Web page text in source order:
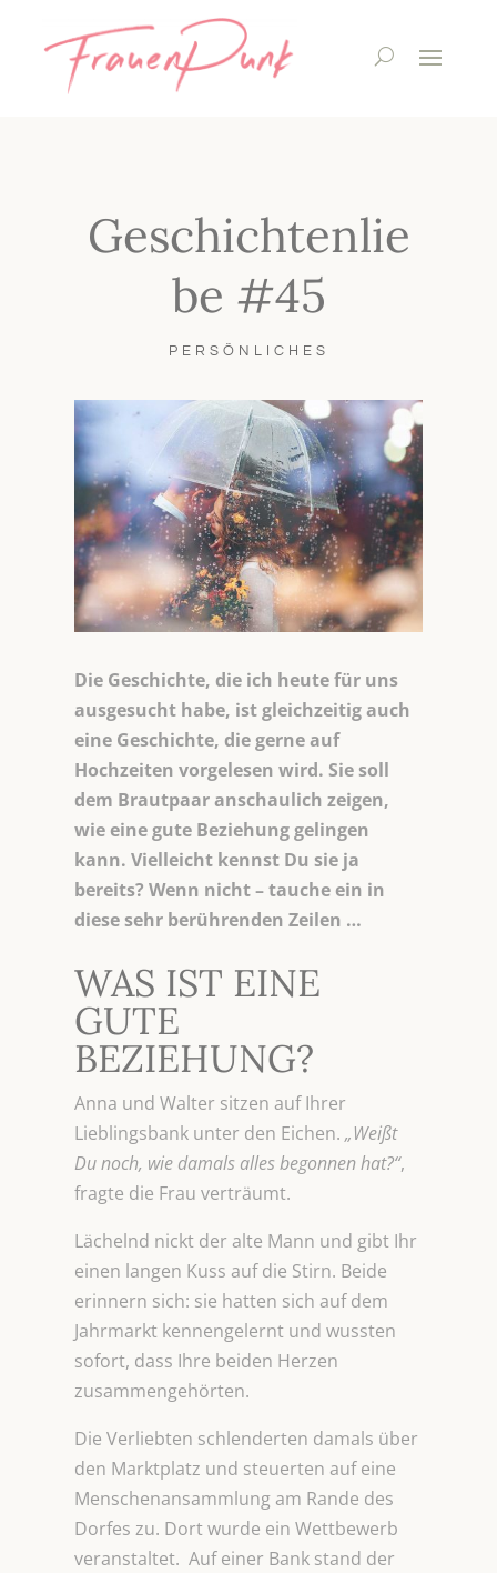
Geschichtenlie
be #45
PERSÖNLICHES
Die Geschichte, die ich heute für uns
ausgesucht habe, ist gleichzeitig auch
eine Geschichte, die gerne auf
Hochzeiten vorgelesen wird. Sie soll
dem Brautpaar anschaulich zeigen,
wie eine gute Beziehung gelingen
kann. Vielleicht kennst Du sie ja
bereits? Wenn nicht – tauche ein in
diese sehr berührenden Zeilen …
WAS IST EINE
GUTE
BEZIEHUNG?
Anna und Walter sitzen auf Ihrer
Lieblingsbank unter den Eichen.„Weißt
Du noch, wie damals alles begonnen hat?“,
fragte die Frau verträumt.
Lächelnd nickt der alte Mann und gibt Ihr
einen langen Kuss auf die Stirn. Beide
erinnern sich: sie hatten sich auf dem
Jahrmarkt kennengelernt und wussten
sofort, dass Ihre beiden Herzen
zusammengehörten.
Die Verliebten schlenderten damals über
den Marktplatz und steuerten auf eine
Menschenansammlung am Rande des
Dorfes zu. Dort wurde ein Wettbewerb
veranstaltet. Auf einer Bank stand der